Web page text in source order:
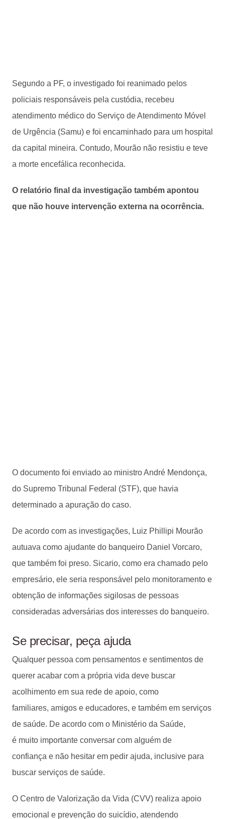
Segundo a PF, o investigado foi reanimado pelos
policiais responsáveis pela custódia, recebeu
atendimento médico do Serviço de Atendimento Móvel
de Urgência (Samu) e foi encaminhado para um hospital
da capital mineira. Contudo, Mourão não resistiu e teve
a morte encefálica reconhecida.
O relatório final da investigação também apontou
que não houve intervenção externa na ocorrência.
O documento foi enviado ao ministro André Mendonça,
do Supremo Tribunal Federal (STF), que havia
determinado a apuração do caso.
De acordo com as investigações, Luiz Phillipi Mourão
autuava como ajudante do banqueiro Daniel Vorcaro,
que também foi preso. Sicario, como era chamado pelo
empresário, ele seria responsável pelo monitoramento e
obtenção de informações sigilosas de pessoas
consideradas adversárias dos interesses do banqueiro.
Se precisar, peça ajuda
Qualquer pessoa com pensamentos e sentimentos de
querer acabar com a própria vida deve buscar
acolhimento em sua rede de apoio, como
familiares, amigos e educadores, e também em serviços
de saúde. De acordo com o Ministério da Saúde,
é muito importante conversar com alguém de
confiança e não hesitar em pedir ajuda, inclusive para
buscar serviços de saúde.
O Centro de Valorização da Vida (CVV) realiza apoio
emocional e prevenção do suicídio, atendendo